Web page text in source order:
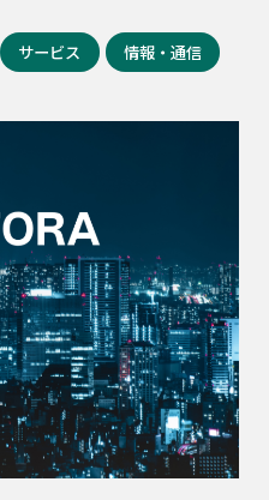
サービス 情報・通信